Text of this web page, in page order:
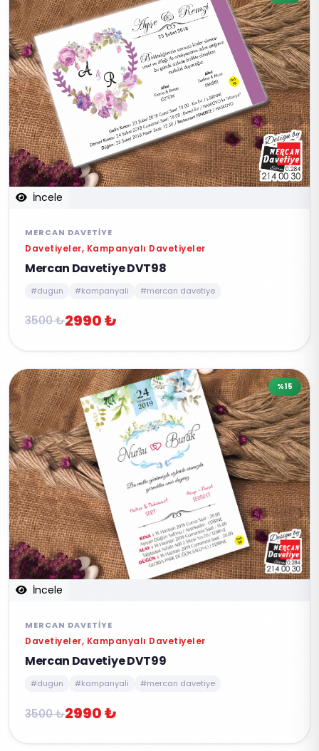
İncele
MERCAN DAVETIYE
Davetiyeler, Kampanyalı Davetiyeler
Mercan Davetiye DVT98
#dugun #kampanyali #mercan davetiye
3500 ₺2990 ₺
İncele
%15
MERCAN DAVETIYE
Davetiyeler, Kampanyalı Davetiyeler
Mercan Davetiye DVT99
#dugun #kampanyali #mercan davetiye
3500 ₺2990 ₺